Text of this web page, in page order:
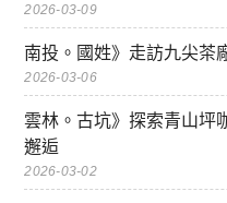
2026-03-09
南投。國姓》走訪九尖茶
2026-03-06
雲林。古坑》探索青山坪
邂逅
2026-03-02